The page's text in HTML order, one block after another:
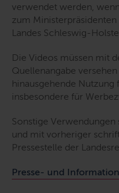
verwendet werden,
zum Ministerpräsidenten
Landes Schleswig-
Die Videos müssen mit
Quellenangabe
hinausgehende
insbesondere für
Sonstige
und mit vorheriger
Pressestelle der
Presse- und